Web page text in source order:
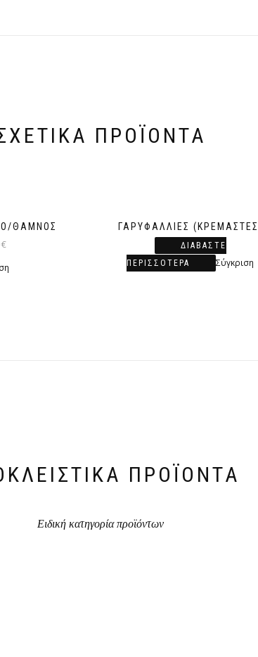
ΠΡΟΪΌΝΤΑ
ΘΆΜΝΟΣ
€
ΓΑΡΥΦΑΛΛΙΈΣ
ΔΙΑΒΆΣΤΕ
ΠΕΡΙΣΣΌΤΕΡΑ
Σύγκριση
ΠΡΟΪΌΝΤΑ
Ειδική κατηγορία προϊόντων